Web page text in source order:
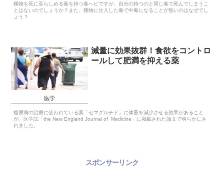
獲物を死に至らしめる毒を持つ毒ヘビですが、自分の持つのと同じ毒で死んでしまうこ
とはないのでしょうか？また、獲物に注入した毒で中毒になることが無いのはなぜでし
ょう？
医学
減量に効果抜群！食欲をコントロ
ールして肥満を抑える薬
糖尿病の治療に使われている薬「セマグルチド」に体重を減少させる効果があること
が、医学誌「the New England Journal of Medicine」に掲載された論文で明らかにさ
れました。
スポンサーリンク